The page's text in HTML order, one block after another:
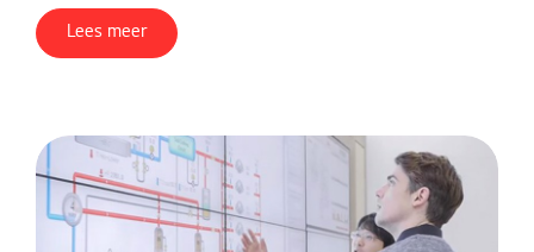
Lees meer